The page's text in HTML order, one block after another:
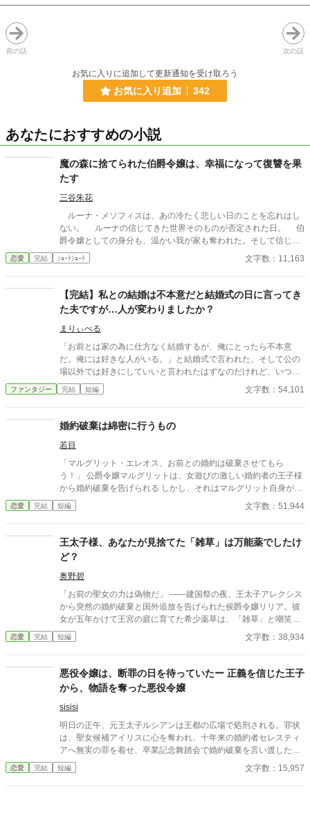
前の話 次の話
お気に入りに追加して更新通知を受け取ろう
お気に入り追加 342
あなたにおすすめの小説
魔の森に捨てられた伯爵令嬢は、幸福になって復讐を果
たす
三谷朱花
ルーナ・メソフィスは、あの冷たく悲しい日のことを忘れはし
ない。 ルーナの信じてきた世界そのものが否定された日。 伯
爵令嬢としての身分も、温かい我が家も奪われた。そして信じて
いた人たちも、それが幻想だったのだと知った。 そして、告げ
られた両親の死の真相。 家督を継ぐために父の異母弟である叔
独占するために、ルーナの存在を不要とした。 絶望しかなか
った。 涙すら出なかった。人間は本当の絶望の前では涙がでな
いのだとルーナは初めて知った。 雪が積もる冷たい森の中で、
この命が果ててしまった方がよほど幸福だとすら感じていた。
そもそも魔の森と呼ばれ恐れられている森だ。誰の助けも期待は
できないし、ここに放置した人間たちは、見たこともない魔獣に
ルーナが食い殺されるのを期待していた。 ルーナは死を待つし
か他になかった。 途切れそうになる意識の中で、ルーナは温か
い温もりに包まれた夢を見ていた。 そして、ルーナがその温も
恋愛 完結 ｼｮｰﾄｼｮｰﾄ 文字数：11,163
【完結】私との結婚は不本意だと結婚式の日に言ってき
た夫ですが…人が変わりましたか？
まりぃべる
「お前とは家の為に仕方なく結婚するが、俺にとったら不本意
だ。俺には好きな人がいる。」と結婚式で言われた。そして公の
場以外では好きにしていいと言われたはずなのだけれど、いつの
間にか、大切にされるお話。 ☆現実でも似たような名前、言葉、
単語、意味合いなどがありますが、作者の世界観ですので全く関
幸いです。 ☆まだなかなか上手く表現が出来ず、成長出来なくて
稚拙な文章ではあるとは思いますが、広い心で読んでいただける
と幸いです。 ☆ざまぁ（？）は無いです。作者の世界観です。暇
つぶしにでも読んでもらえると嬉しいです。 ☆全23話です。出来
上がってますので、随時更新していきます。 ☆感想ありがとうご
ざいます。ゆっくりですが、返信させていただきます。
ファンタジー 完結 短編 文字数：54,101
婚約破棄は綿密に行うもの
若目
「マルグリット・エレオス、お前との婚約は破棄させてもら
う！」 公爵令嬢マルグリットは、女遊びの激しい婚約者の王子様
から婚約破棄を告げられる しかし、それはマルグリット自身が仕
組んだものだった……
恋愛 完結 短編 文字数：51,944
王太子様、あなたが見捨てた「雑草」は万能薬でしたけ
ど？
奥野碧
「お前の聖女の力は偽物だ」 ――建国祭の夜、王太子アレクシス
から突然の婚約破棄と国外追放を告げられた侯爵令嬢リリア。彼
女が五年かけて王宮の庭に育てた希少薬草は、「雑草」と嘲笑さ
れたまま捨て置かれた。 辿り着いた隣国の小さな街ミント
ン。リリアは小さな薬草茶カフェを開く。咳の止まらぬ少年、眠
る一杯が静かに癒していく。 やがてカフェを訪れた若き辺境
伯ジークハルトは、彼女の真の力を見抜き、そっと想いを寄せ始
める。一方、聖女を失った王国では王族が次々と原因不明の不調
に陥り始め――。
恋愛 完結 短編 文字数：38,934
悪役令嬢は、断罪の日を待っていたー 正義を信じた王子
から、物語を奪った悪役令嬢
sisisi
明日の正午、元王太子ルシアンは王都の広場で処刑される。罪状
は、聖女候補アイリスに心を奪われ、十年来の婚約者セレスティ
アへ無実の罪を着せ、卒業記念舞踏会で婚約破棄を言い渡したこ
と。だがルシアンだけは知っている。セレスティアは無実ではな
く、アイリスを傷つけたのも、彼が見つけた証拠も、舞踏会での
恋愛 完結 短編 文字数：15,957